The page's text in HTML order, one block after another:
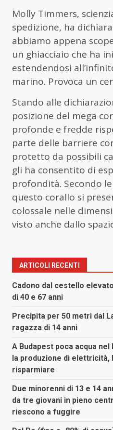
Molly Timmers,
spedizione, ha
abbiamo appena
un ghiacciaio che ha
estendendosi
marino. Provoca un
Stando alle
posizione del mega
profonde e fredde
parte delle barriere
protetto da possibili
gli ha consentito di
profondità. Secondo
questo corallo si
colossale nelle
visto anche dallo
ARTICOLI RECENTI
Cadono dal cestello
di 40 e 67 anni
Precipita per 50 metri dal
ragazza di 14 anni
A Budapest poca acqua
la produzione di elettricità,
risparmiare
Due minorenni di 13 e 14
da tre giovani in pieno
riescono a fuggire